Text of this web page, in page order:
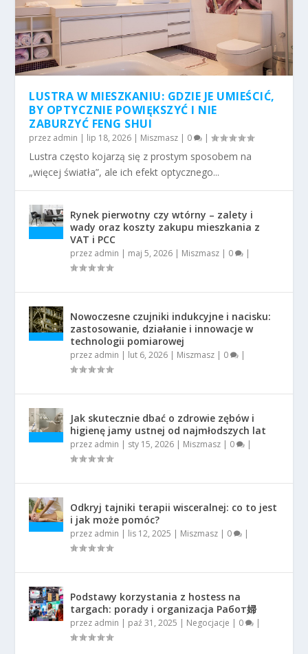
LUSTRA W MIESZKANIU: GDZIE JE UMIEŚCIĆ,
BY OPTYCZNIE POWIĘKSZYĆ I NIE
ZABURZYĆ FENG SHUI
przez admin | lip 18, 2026 | Miszmasz | 0 |
Lustra często kojarzą się z prostym sposobem na
„więcej światła”, ale ich efekt optycznego...
Rynek pierwotny czy wtórny – zalety i
wady oraz koszty zakupu mieszkania z
VAT i PCC
przez admin | maj 5, 2026 | Miszmasz | 0 |
Nowoczesne czujniki indukcyjne i nacisku:
zastosowanie, działanie i innowacje w
technologii pomiarowej
przez admin | lut 6, 2026 | Miszmasz | 0 |
Jak skutecznie dbać o zdrowie zębów i
higienę jamy ustnej od najmłodszych lat
przez admin | sty 15, 2026 | Miszmasz | 0 |
Odkryj tajniki terapii wisceralnej: co to jest
i jak może pomóc?
przez admin | lis 12, 2025 | Miszmasz | 0 |
Podstawy korzystania z hostess na
targach: porady i organizacja Работ婦
przez admin | paź 31, 2025 | Negocjacje | 0 |